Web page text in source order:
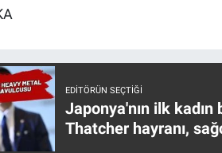
EDITÖRÜN SEÇTIĞI
Japonya'nın ilk
Thatcher hayranı,